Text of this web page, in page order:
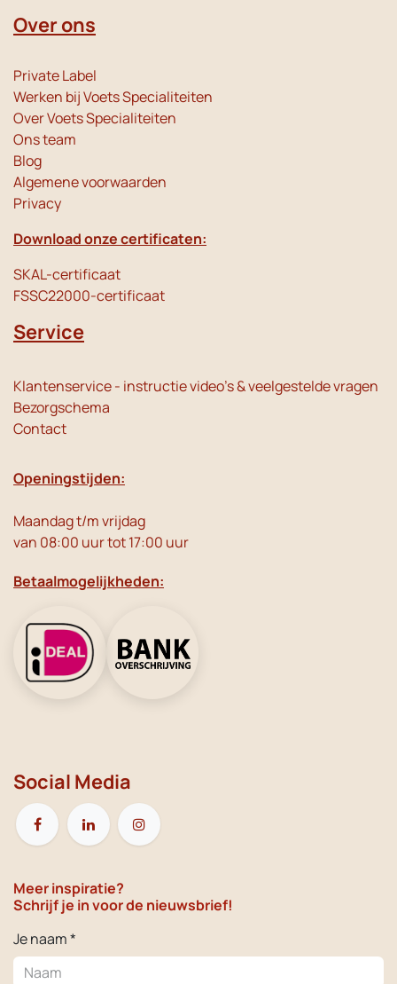
Over ons
Private Label
Werken bij Voets Specialiteiten
Over Voets Specialiteiten
Ons team
Blog
Algemene voorwaarden
Privacy
Download onze certificaten:
SKAL-certificaat
FSSC22000-certificaat
Service
Klantenservice - instructie video's & veelgestelde vragen
Bezorgschema
Contact
Openingstijden:
Maandag t/m vrijdag
van 08:00 uur tot 17:00 uur
Betaalmogelijkheden:
Social Media
Meer inspiratie?
Schrijf je in voor de nieuwsbrief!
Je naam *